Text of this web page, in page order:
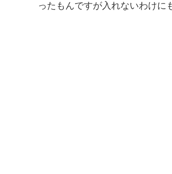
ったもんですが入れないわけに